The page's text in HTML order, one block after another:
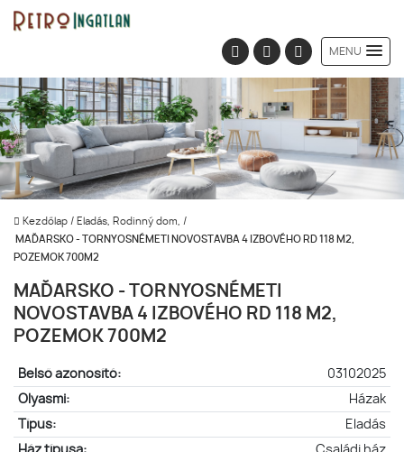
MENU
Kezdőlap / Eladás, Rodinný dom, /
MAĎARSKO - TORNYOSNÉMETI NOVOSTAVBA 4 IZBOVÉHO RD 118 M2,
POZEMOK 700M2
MAĎARSKO - TORNYOSNÉMETI
NOVOSTAVBA 4 IZBOVÉHO RD 118 M2,
POZEMOK 700M2
Belső azonosító:
03102025
Olyasmi:
Házak
Típus:
Eladás